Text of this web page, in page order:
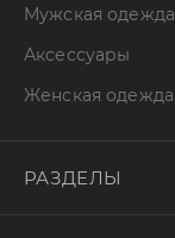
Мужская одежда
Аксессуары
Женская одежда
РАЗДЕЛЫ